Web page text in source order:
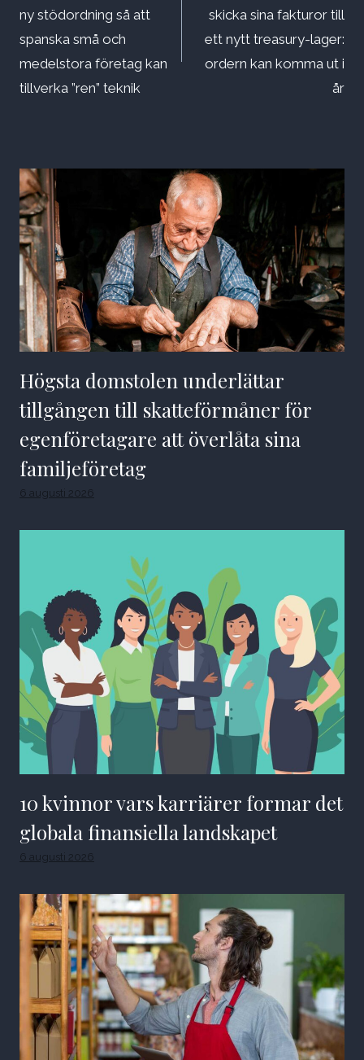
ny stödordning så att
spanska små och
medelstora företag kan
tillverka ”ren” teknik
skicka sina fakturor till
ett nytt treasury-lager:
ordern kan komma ut i
år
Högsta domstolen underlättar
tillgången till skatteförmåner för
egenföretagare att överlåta sina
familjeföretag
6 augusti 2026
10 kvinnor vars karriärer formar det
globala finansiella landskapet
6 augusti 2026